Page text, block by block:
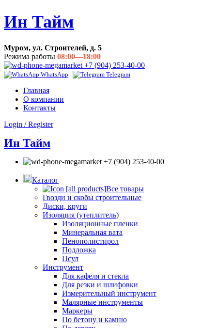
Ин Тайм
Муром, ул. Строителей, д. 5
Режима работы 08:00—18:00
+7 (904) 253-40-00
WhatsApp Telegram
Главная
О компании
Контакты
Login / Register
Ин Тайм
+7 (904) 253-40-00
Каталог
Все товары
Гвозди и скобы строительные
Диски, круги
Изоляция (утеплитель)
Изоляционные пленки
Минеральная вата
Пенополистирол
Подложка
Псул
Инструмент
Для кафеля и стекла
Для резки и шлифовки
Измерительный инструмент
Малярные инструменты
Маркеры
По бетону и камню